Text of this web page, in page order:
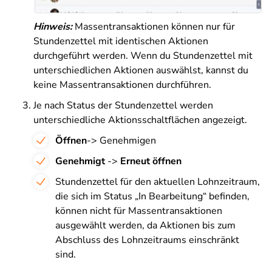
Hinweis:Massentransaktionen können nur für
Stundenzettel mit identischen Aktionen
durchgeführt werden. Wenn du Stundenzettel mit
unterschiedlichen Aktionen auswählst, kannst du
keine Massentransaktionen durchführen.
Je nach Status der Stundenzettel werden
unterschiedliche Aktionsschaltflächen angezeigt.
Öffnen-> Genehmigen
Genehmigt-> Erneut öffnen
Stundenzettel für den aktuellen Lohnzeitraum,
die sich im Status „In Bearbeitung“ befinden,
können nicht für Massentransaktionen
ausgewählt werden, da Aktionen bis zum
Abschluss des Lohnzeitraums einschränkt
sind.